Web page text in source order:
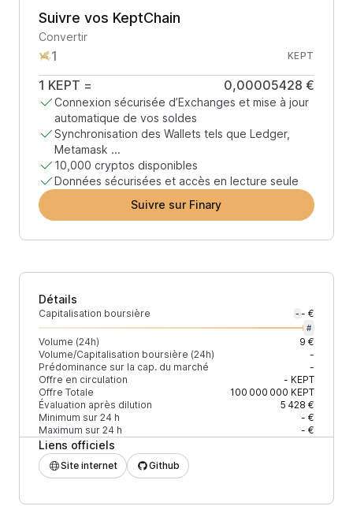
Suivre vos KeptChain
Convertir
KEPT
1 KEPT = 0,00005428 €
Connexion sécurisée d’Exchanges et mise à jour
automatique de vos soldes
Synchronisation des Wallets tels que Ledger,
Metamask ...
10,000 cryptos disponibles
Données sécurisées et accès en lecture seule
Suivre sur Finary
Détails
Capitalisation boursière - - €
#
Volume (24h)
9 €
Volume/Capitalisation boursière (24h)
-
Prédominance sur la cap. du marché
-
Offre en circulation
- KEPT
Offre Totale
100 000 000 KEPT
Évaluation après dilution
5 428 €
Minimum sur 24 h
- €
Maximum sur 24 h
- €
Liens officiels
Site internet Github